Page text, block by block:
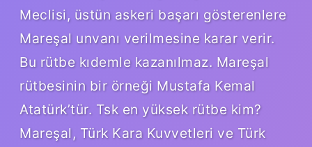
Meclisi, üstün askeri başarı gösterenlere
Mareşal unvanı verilmesine karar verir.
Bu rütbe kıdemle kazanılmaz. Mareşal
rütbesinin bir örneği Mustafa Kemal
Atatürk’tür. Tsk en yüksek rütbe kim?
Mareşal, Türk Kara Kuvvetleri ve Türk